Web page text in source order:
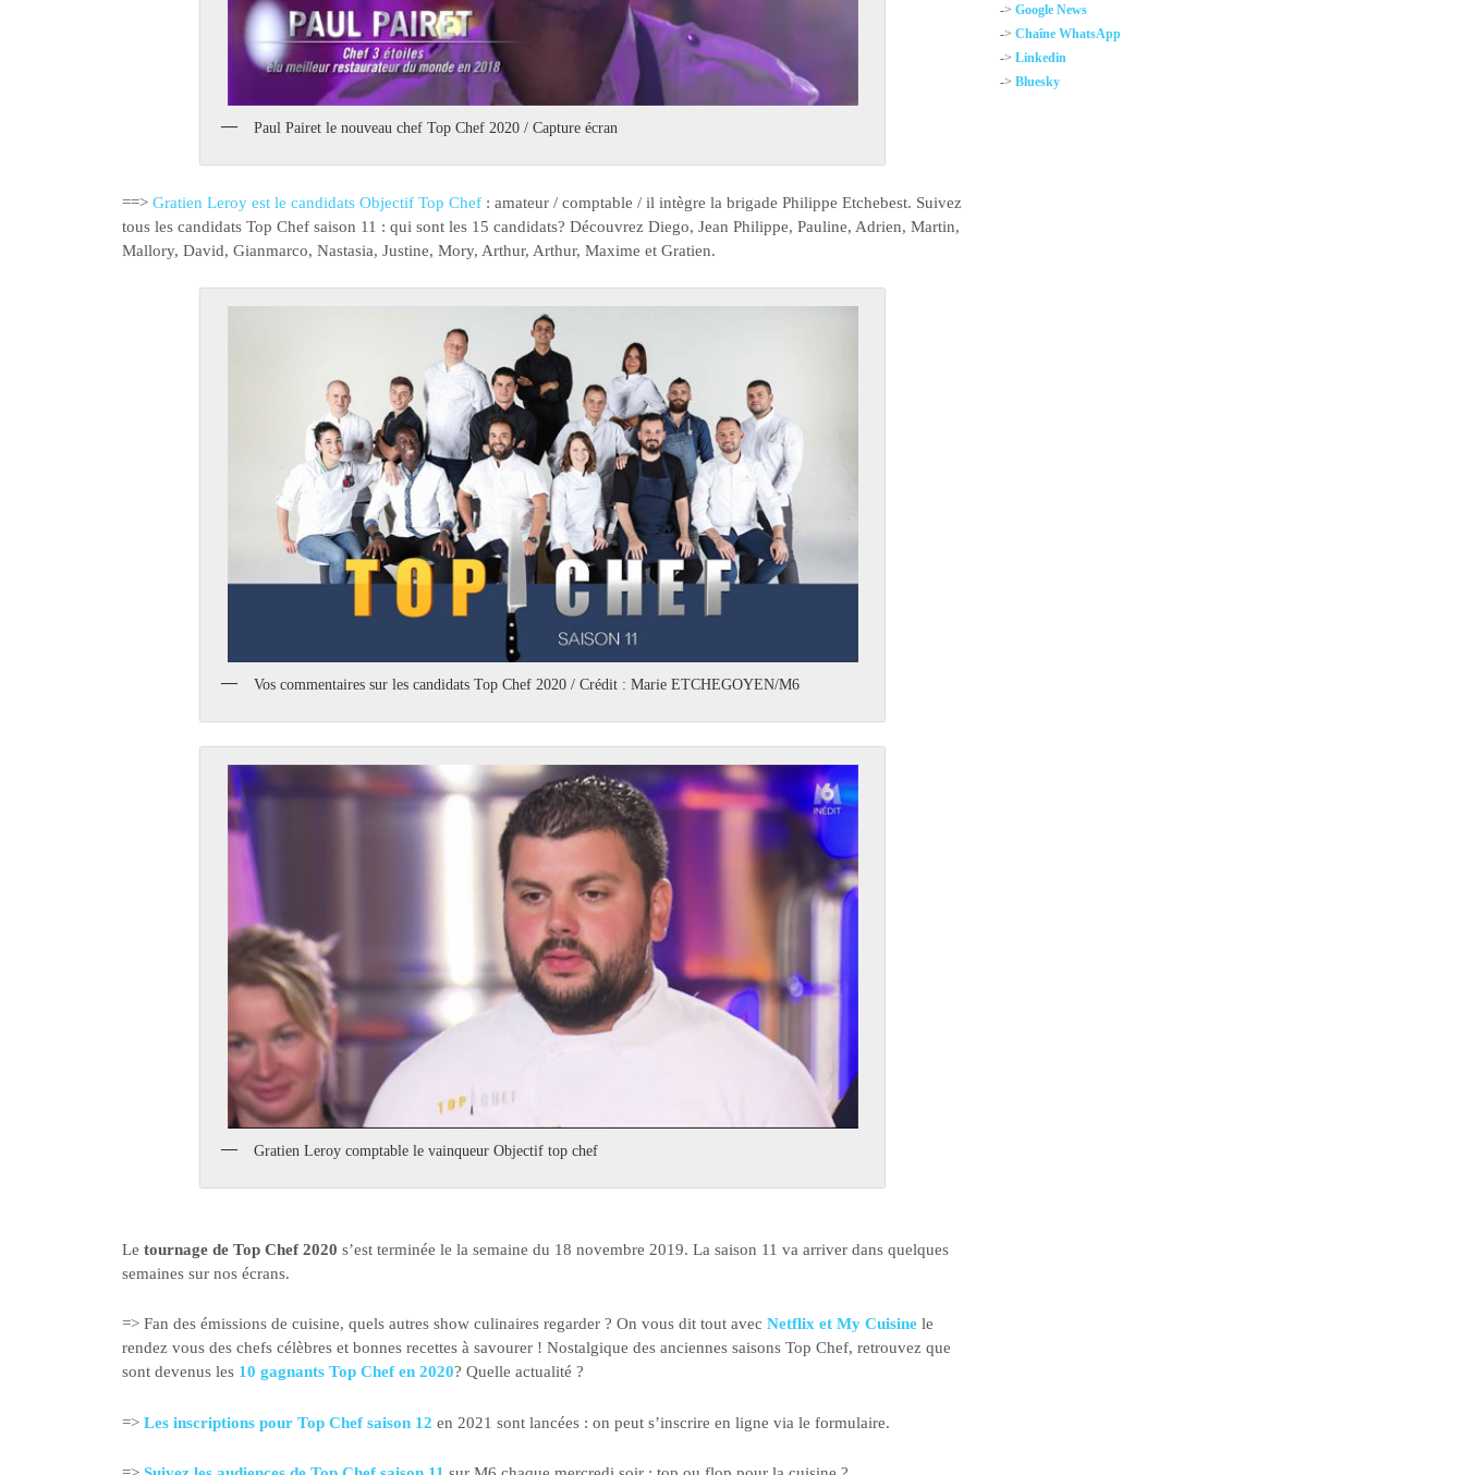
Paul Pairet le nouveau chef Top Chef 2020 / Capture écran
==> Gratien Leroy est le candidats Objectif Top Chef : amateur / comptable / il intègre la brigade Philippe Etchebest. Suivez
tous les candidats Top Chef saison 11 : qui sont les 15 candidats? Découvrez Diego, Jean Philippe, Pauline, Adrien, Martin,
Mallory, David, Gianmarco, Nastasia, Justine, Mory, Arthur, Arthur, Maxime et Gratien.
Vos commentaires sur les candidats Top Chef 2020 / Crédit : Marie ETCHEGOYEN/M6
Gratien Leroy comptable le vainqueur Objectif top chef
Le tournage de Top Chef 2020 s’est terminée le la semaine du 18 novembre 2019. La saison 11 va arriver dans quelques
semaines sur nos écrans.
=> Fan des émissions de cuisine, quels autres show culinaires regarder ? On vous dit tout avec Netflix et My Cuisine le
rendez vous des chefs célèbres et bonnes recettes à savourer ! Nostalgique des anciennes saisons Top Chef, retrouvez que
sont devenus les 10 gagnants Top Chef en 2020? Quelle actualité ?
=> Les inscriptions pour Top Chef saison 12 en 2021 sont lancées : on peut s’inscrire en ligne via le formulaire.
->Google News
->Chaîne WhatsApp
->Linkedin
->Bluesky